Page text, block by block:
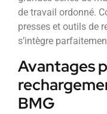
de travail ordonné.
presses et outils de
s’intègre
Avantages
BMG